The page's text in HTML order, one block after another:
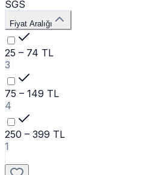
SGS
Fiyat Aralığı
25 – 74 TL
3
75 – 149 TL
4
250 – 399 TL
1